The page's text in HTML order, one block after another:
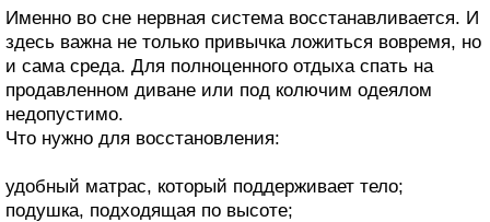
Именно во сне нервная система восстанавливается. И
здесь важна не только привычка ложиться вовремя, но
и сама среда. Для полноценного отдыха спать на
продавленном диване или под колючим одеялом
недопустимо.
Что нужно для восстановления:
удобный матрас, который поддерживает тело;
подушка, подходящая по высоте;